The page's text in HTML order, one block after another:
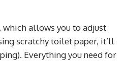
allows you to adjust
scratchy toilet paper, it’ll
Everything you need for